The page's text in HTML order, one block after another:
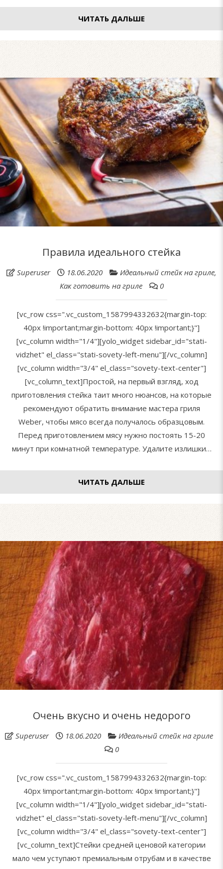
ЧИТАТЬ ДАЛЬШЕ
Правила идеального стейка
Superuser 18.06.2020 Идеальный стейк на гриле,
Как готовить на гриле
0
[vc_row css=".vc_custom_1587994332632{margin-top:
40px !important;margin-bottom: 40px !important;}"]
[vc_column width="1/4"][yolo_widget sidebar_id="stati-
vidzhet" el_class="stati-sovety-left-menu"][/vc_column]
[vc_column width="3/4" el_class="sovety-text-center"]
[vc_column_text]Простой, на первый взгляд, ход
приготовления стейка таит много нюансов, на которые
рекомендуют обратить внимание мастера гриля
Weber, чтобы мясо всегда получалось образцовым.
Перед приготовлением мясу нужно постоять 15-20
минут при комнатной температуре. Удалите излишки…
ЧИТАТЬ ДАЛЬШЕ
Очень вкусно и очень недорого
Superuser 18.06.2020
Идеальный стейк на гриле
0
[vc_row css=".vc_custom_1587994332632{margin-top:
40px !important;margin-bottom: 40px !important;}"]
[vc_column width="1/4"][yolo_widget sidebar_id="stati-
vidzhet" el_class="stati-sovety-left-menu"][/vc_column]
[vc_column width="3/4" el_class="sovety-text-center"]
[vc_column_text]Стейки средней ценовой категории
мало чем уступают премиальным отрубам и в качестве